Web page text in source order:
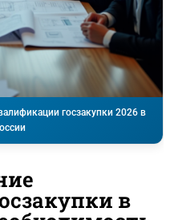
госзакупки 2026 в
в